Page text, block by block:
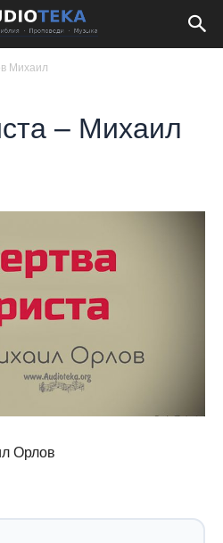
Михаил
– Михаил
Орлов